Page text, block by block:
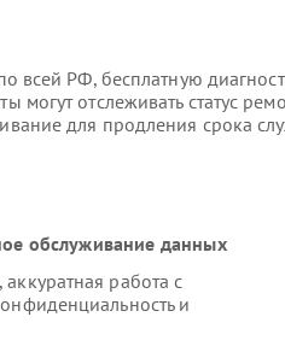
всей РФ, бесплатную
отслеживать статус
для продления срока
обслуживание данных
работа с
и